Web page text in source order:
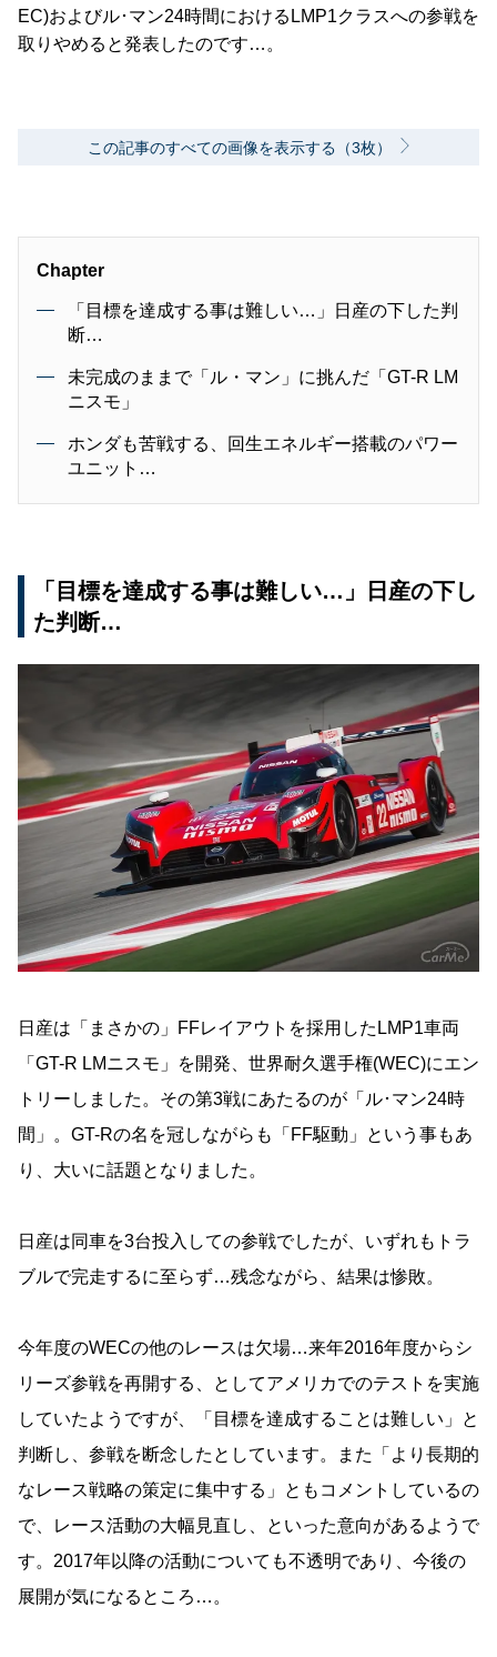
EC)およびル･マン24時間におけるLMP1クラスへの参戦を
取りやめると発表したのです…。
この記事のすべての画像を表示する（3枚）
Chapter
「目標を達成する事は難しい…」日産の下した判
断…
未完成のままで「ル・マン」に挑んだ「GT-R LM
ニスモ」
ホンダも苦戦する、回生エネルギー搭載のパワー
ユニット…
「目標を達成する事は難しい…」日産の下し
た判断…
日産は「まさかの」FFレイアウトを採用したLMP1車両
「GT-R LMニスモ」を開発、世界耐久選手権(WEC)にエン
トリーしました。その第3戦にあたるのが「ル･マン24時
間」。GT-Rの名を冠しながらも「FF駆動」という事もあ
り、大いに話題となりました。
日産は同車を3台投入しての参戦でしたが、いずれもトラ
ブルで完走するに至らず…残念ながら、結果は惨敗。
今年度のWECの他のレースは欠場…来年2016年度からシ
リーズ参戦を再開する、としてアメリカでのテストを実施
していたようですが、「目標を達成することは難しい」と
判断し、参戦を断念したとしています。また「より長期的
なレース戦略の策定に集中する」ともコメントしているの
で、レース活動の大幅見直し、といった意向があるようで
す。2017年以降の活動についても不透明であり、今後の
展開が気になるところ…。